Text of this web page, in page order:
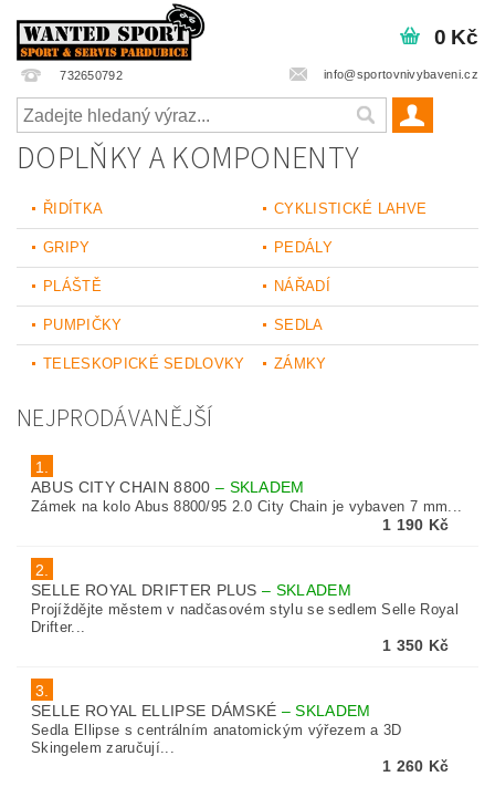
732650792 info@sportovnivybaveni.cz
0 Kč
DOPLŇKY A KOMPONENTY
ŘIDÍTKA CYKLISTICKÉ LAHVE
GRIPY PEDÁLY
PLÁŠTĚ NÁŘADÍ
PUMPIČKY SEDLA
TELESKOPICKÉ SEDLOVKY ZÁMKY
NEJPRODÁVANĚJŠÍ
1.
ABUS CITY CHAIN 8800 – SKLADEM
Zámek na kolo Abus 8800/95 2.0 City Chain je vybaven 7 mm...
1 190 Kč
2.
SELLE ROYAL DRIFTER PLUS– SKLADEM
Projíždějte městem v nadčasovém stylu se sedlem Selle Royal
Drifter...
1 350 Kč
3.
SELLE ROYAL ELLIPSE DÁMSKÉ –SKLADEM
Sedla Ellipse s centrálním anatomickým výřezem a 3D
Skingelem zaručují...
1 260 Kč